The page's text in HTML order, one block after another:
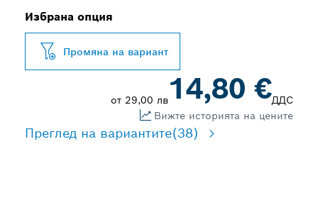
Избрана опция
Промяна на вариант
от 29,00 лв14,80 €ДДС
Вижте историята на цените
Преглед на вариантите(38)